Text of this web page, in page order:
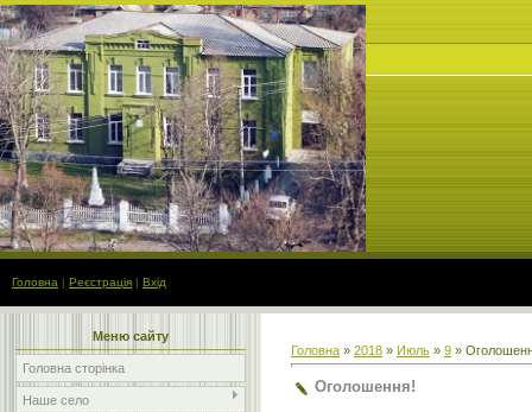
Головна | Реєстрація | Вхід
Меню сайту
Головна сторінка
Наше село
Головна » 2018 » Июль » 9 »
Оголошення!